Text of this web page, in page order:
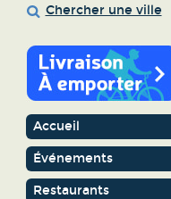
Chercher une ville
Accueil
Événements
Restaurants